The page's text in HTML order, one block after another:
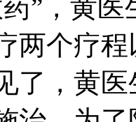
”，黄
两个疗
了，黄